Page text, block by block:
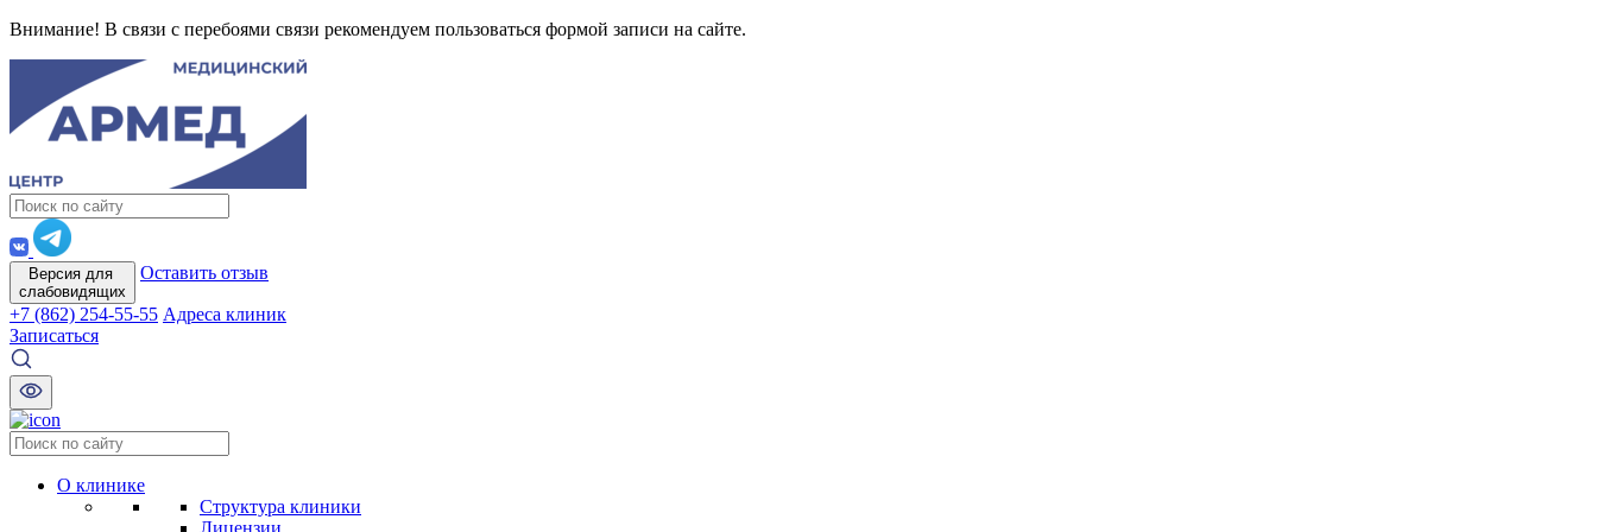
Внимание! В связи с перебоями связи рекомендуем пользоваться формой записи на сайте.
Версия для
слабовидящих
Оставить отзыв
+7 (862) 254-55-55 Адреса клиник
Записаться
О клинике
Структура клиники
Лицензии